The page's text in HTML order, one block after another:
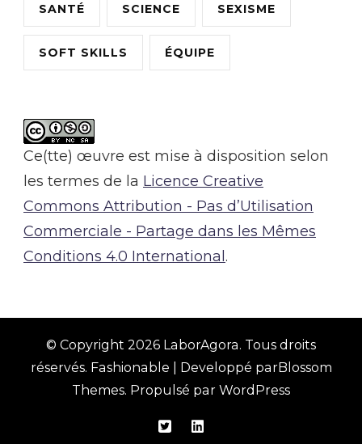
SANTÉ SCIENCE SEXISME
SOFT SKILLS ÉQUIPE
Ce(tte) œuvre est mise à disposition selon
les termes de la Licence Creative
Commons Attribution - Pas d’Utilisation
Commerciale - Partage dans les Mêmes
Conditions 4.0 International .
© Copyright 2026 LaborAgora. Tous droits
réservés. Fashionable | Developpé parBlossom
Themes. Propulsé par WordPress